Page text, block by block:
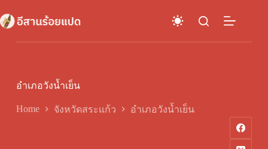
to
content
อำเภอวังน้ำเย็น
Home จังหวัดสระแก้ว อำเภอวังน้ำเย็น